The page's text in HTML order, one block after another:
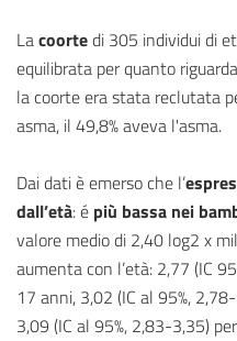
Lacoortedi 305 individui di
equilibrata per quanto
la coorte era stata reclutata
asma, il 49,8% aveva l'asma.
Dai dati è emerso che l’
dall’età: é più bassa nei
valore medio di 2,40 log2 x
aumenta con l’età: 2,77 (IC
17 anni, 3,02 (IC al 95%,
3,09 (IC al 95%, 2,83-3,35)